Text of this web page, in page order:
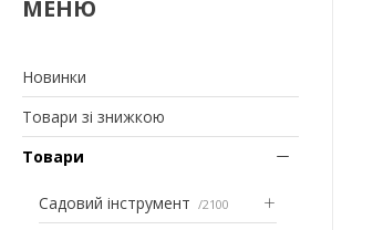
Новинки
Товари зі знижкою
Товари
Садовий інструмент 2100